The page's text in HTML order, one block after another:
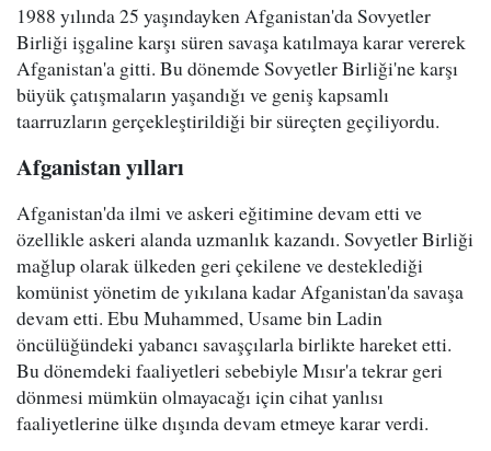
1988 yılında 25 yaşındayken Afganistan'da Sovyetler
Birliği işgaline karşı süren savaşa katılmaya karar vererek
Afganistan'a gitti. Bu dönemde Sovyetler Birliği'ne karşı
büyük çatışmaların yaşandığı ve geniş kapsamlı
taarruzların gerçekleştirildiği bir süreçten geçiliyordu.
Afganistan yılları
Afganistan'da ilmi ve askeri eğitimine devam etti ve
özellikle askeri alanda uzmanlık kazandı. Sovyetler Birliği
mağlup olarak ülkeden geri çekilene ve desteklediği
komünist yönetim de yıkılana kadar Afganistan'da savaşa
devam etti. Ebu Muhammed, Usame bin Ladin
öncülüğündeki yabancı savaşçılarla birlikte hareket etti.
Bu dönemdeki faaliyetleri sebebiyle Mısır'a tekrar geri
dönmesi mümkün olmayacağı için cihat yanlısı
faaliyetlerine ülke dışında devam etmeye karar verdi.